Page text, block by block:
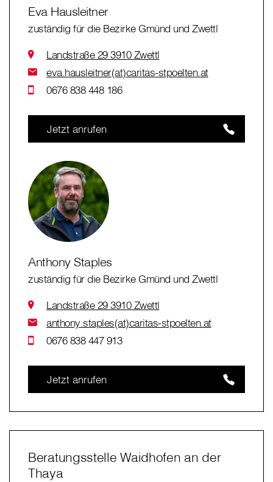
Eva Hausleitner
zuständig für die Bezirke Gmünd und Zwettl
Landstraße 29 3910 Zwettl
eva.hausleitner(at)caritas-stpoelten.at
0676 838 448 186
Jetzt anrufen
Anthony Staples
zuständig für die Bezirke Gmünd und Zwettl
Landstraße 29 3910 Zwettl
anthony.staples(at)caritas-stpoelten.at
0676 838 447 913
Jetzt anrufen
Beratungsstelle Waidhofen an der
Thaya